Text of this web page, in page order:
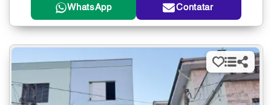
WhatsApp Contatar